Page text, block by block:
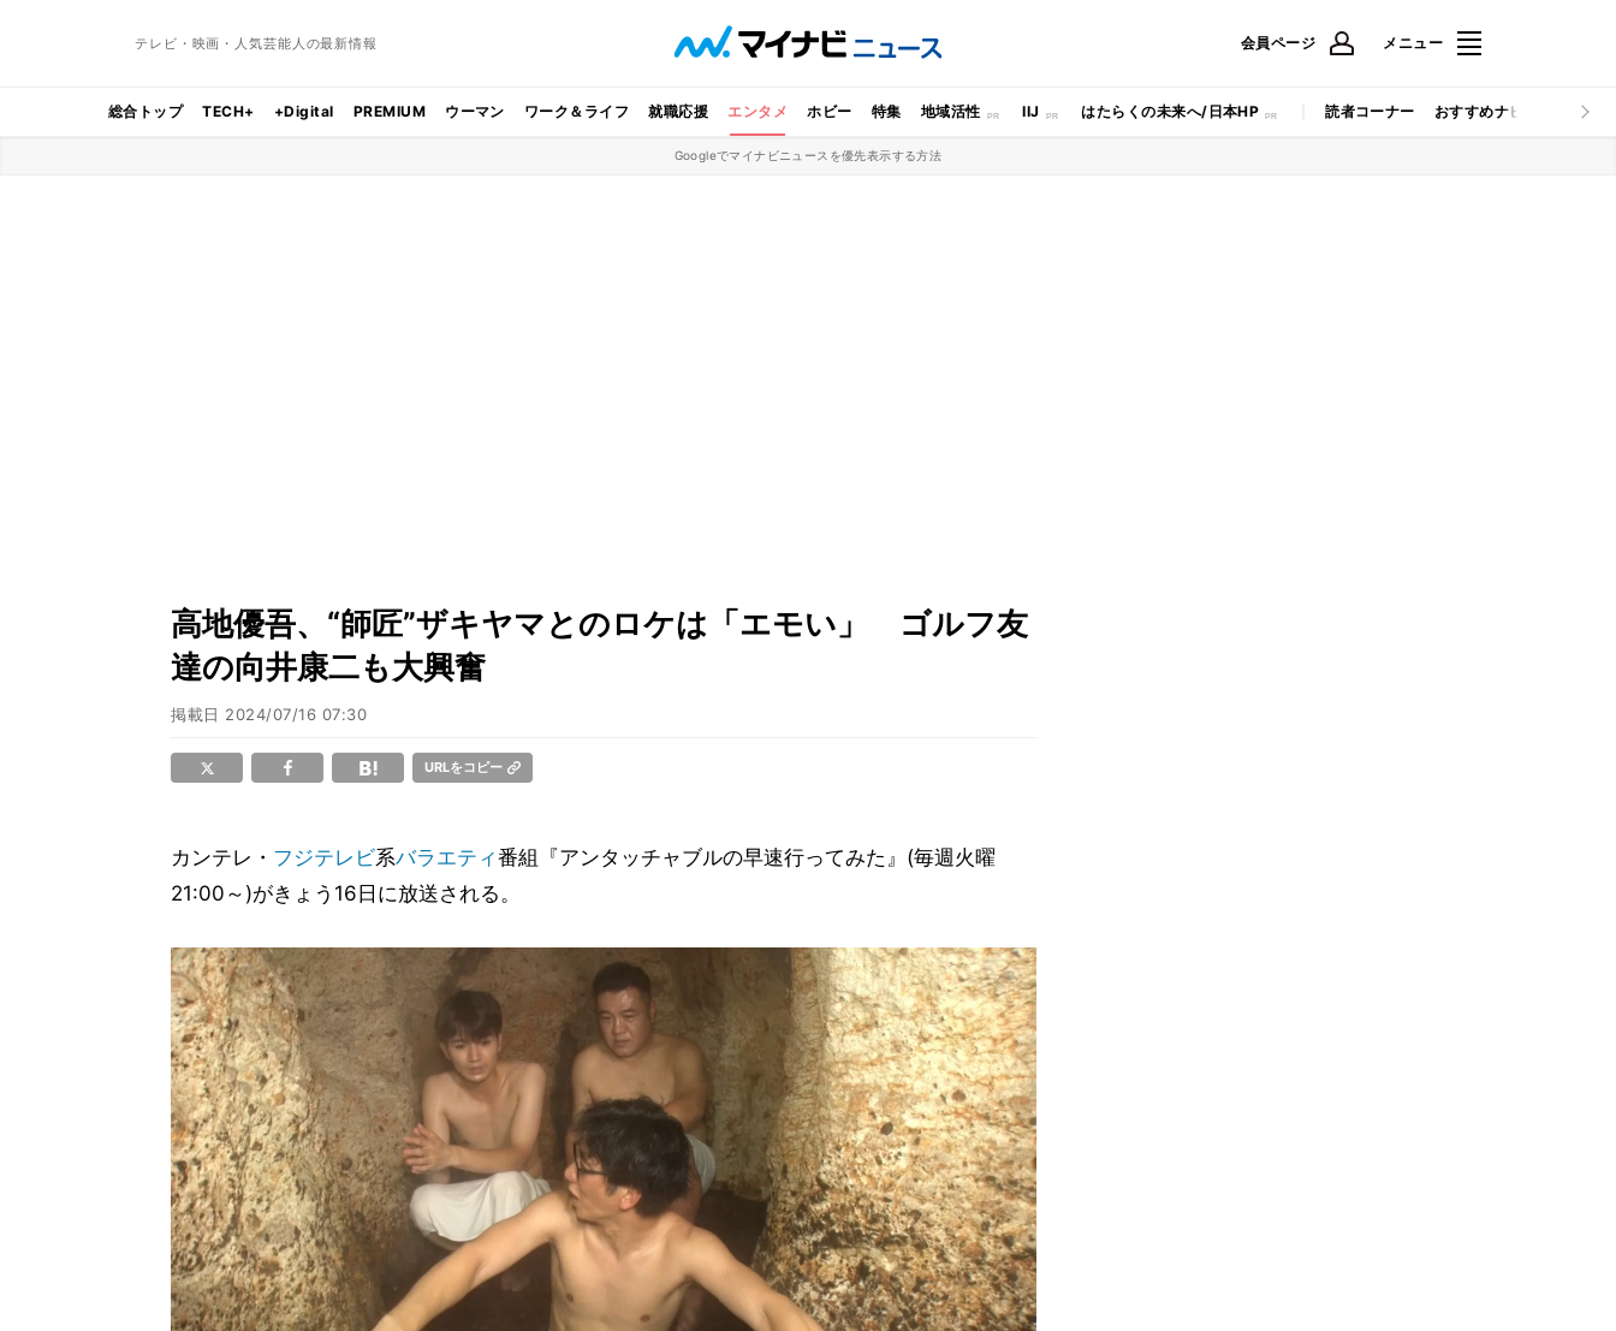
テレビ・映画・人気芸能人の最新情報 会員ページ メニュー
総合トップ TECH+ +Digital PREMIUM ウーマン ワーク＆ライフ 就職応援 エンタメ ホビー 特集 地域活性 IIJ はたらくの未来へ/日本HP 読者コーナー おすすめナビ マイナビ
Googleでマイナビニュースを優先表示する方法
高地優吾、“師匠”ザキヤマとのロケは「エモい」 ゴルフ友
達の向井康二も大興奮
掲載日 2024/07/16 07:30
URLをコピー
カンテレ・ フジテレビ系バラエティ番組『アンタッチャブルの早速行ってみた』(毎週火曜
21:00～)がきょう16日に放送される。